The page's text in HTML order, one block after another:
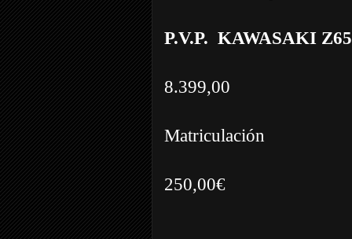
P.V.P. KAWASAKI
8.399,00
Matriculación
250,00€